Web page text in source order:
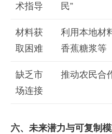
术指导
民”
材料获
取困难
利用本地材
香蕉糖浆等
缺乏市
场连接
推动农民合
六、未来潜力与可复制